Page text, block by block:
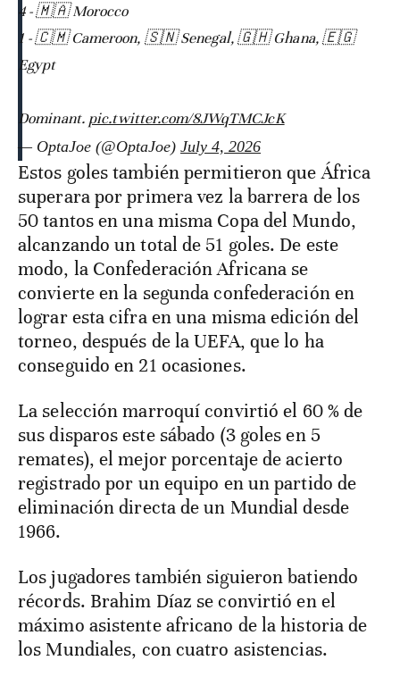
4 - 🇲🇦 Morocco
1 - 🇨🇲 Cameroon, 🇸🇳 Senegal, 🇬🇭 Ghana, 🇪🇬
Egypt
Dominant. pic.twitter.com/8JWqTMCJcK
— OptaJoe (@OptaJoe) July 4, 2026
Estos goles también permitieron que África
superara por primera vez la barrera de los
50 tantos en una misma Copa del Mundo,
alcanzando un total de 51 goles. De este
modo, la Confederación Africana se
convierte en la segunda confederación en
lograr esta cifra en una misma edición del
torneo, después de la UEFA, que lo ha
conseguido en 21 ocasiones.
La selección marroquí convirtió el 60 % de
sus disparos este sábado (3 goles en 5
remates), el mejor porcentaje de acierto
registrado por un equipo en un partido de
eliminación directa de un Mundial desde
1966.
Los jugadores también siguieron batiendo
récords. Brahim Díaz se convirtió en el
máximo asistente africano de la historia de
los Mundiales, con cuatro asistencias.